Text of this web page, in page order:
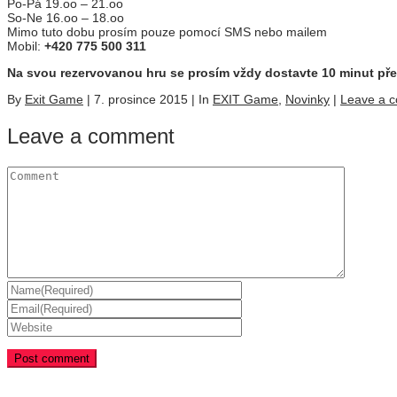
Po-Pá 19.oo – 21.oo
So-Ne 16.oo – 18.oo
Mimo tuto dobu prosím pouze pomocí SMS nebo mailem
Mobil: +420 775 500 311
Na svou rezervovanou hru se prosím vždy dostavte 10 minut
By Exit Game | 7. prosince 2015 | In EXIT Game Novinky | Leave a
Leave a comment